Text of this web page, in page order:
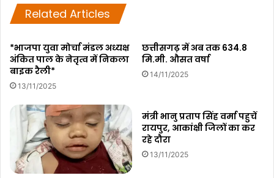
Related Articles
*भाजपा युवा मोर्चा मंडल अध्यक्ष
अंकित पाल के नेतृत्व में निकला
बाइक रैली*
13/11/2025
छत्तीसगढ़ में अब तक 634.8
मि.मी. औसत वर्षा
14/11/2025
मंत्री भानु प्रताप सिंह वर्मा पहुचें
रायपुर, आकांक्षी जिलों का कर
रहे दौरा
13/11/2025